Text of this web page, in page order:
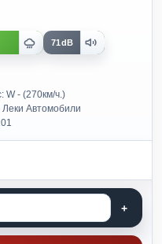
71dB
W - (270км/ч.)
Автомобили